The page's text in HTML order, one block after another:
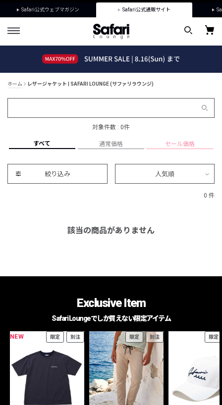
Safari公式ウェブマガジン Safari公式通販サイト
ホーム レザージャケット | SAFARI LOUNGE (サファリラウンジ)
対象件数 : 0件
すべて 通常価格 セール価格
絞り込み 人気順
0 件
該当の商品がありません
Exclusive Item
Safari Loungeでしか買えない限定アイテム
NEW 限定 別注 限定 別注 限定